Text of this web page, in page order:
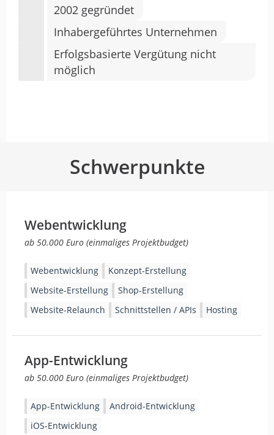
2002 gegründet
Inhabergeführtes Unternehmen
Erfolgsbasierte Vergütung nicht
möglich
Schwerpunkte
Webentwicklung
ab 50.000 Euro (einmaliges Projektbudget)
Webentwicklung
Konzept-Erstellung
Website-Erstellung
Shop-Erstellung
Website-Relaunch
Schnittstellen / APIs Hosting
App-Entwicklung
ab 50.000 Euro (einmaliges Projektbudget)
App-Entwicklung
Android-Entwicklung
iOS-Entwicklung